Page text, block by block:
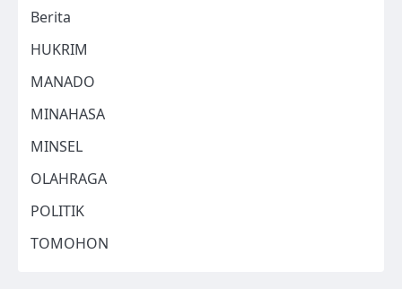
Berita
HUKRIM
MANADO
MINAHASA
MINSEL
OLAHRAGA
POLITIK
TOMOHON